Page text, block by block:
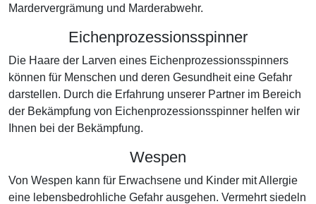
Mardervergrämung und Marderabwehr.
Eichenprozessionsspinner
Die Haare der Larven eines Eichenprozessionsspinners
können für Menschen und deren Gesundheit eine Gefahr
darstellen. Durch die Erfahrung unserer Partner im Bereich
der Bekämpfung von Eichenprozessionsspinner helfen wir
Ihnen bei der Bekämpfung.
Wespen
Von Wespen kann für Erwachsene und Kinder mit Allergie
eine lebensbedrohliche Gefahr ausgehen. Vermehrt siedeln